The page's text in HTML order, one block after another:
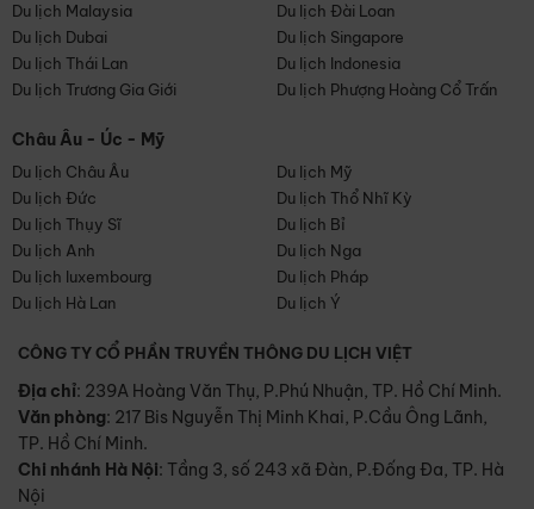
Du lịch Malaysia
Du lịch Đài Loan
Du lịch Dubai
Du lịch Singapore
Du lịch Thái Lan
Du lịch Indonesia
Du lịch Trương Gia Giới
Du lịch Phượng Hoàng Cổ Trấn
Châu Âu - Úc - Mỹ
Du lịch Châu Âu
Du lịch Mỹ
Du lịch Đức
Du lịch Thổ Nhĩ Kỳ
Du lịch Thụy Sĩ
Du lịch Bỉ
Du lịch Anh
Du lịch Nga
Du lịch luxembourg
Du lịch Pháp
Du lịch Hà Lan
Du lịch Ý
CÔNG TY CỔ PHẦN TRUYỀN THÔNG DU LỊCH VIỆT
Địa chỉ: 239A Hoàng Văn Thụ, P.Phú Nhuận, TP. Hồ Chí Minh.
Văn phòng: 217 Bis Nguyễn Thị Minh Khai, P.Cầu Ông Lãnh,
TP. Hồ Chí Minh.
Chi nhánh Hà Nội: Tầng 3, số 243 xã Đàn, P.Đống Đa, TP. Hà
Nội